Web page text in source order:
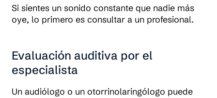
Si sientes un sonido constante que nadie más
oye, lo primero es consultar a un profesional.
Evaluación auditiva por el
especialista
Un audiólogo o un otorrinolaringólogo puede